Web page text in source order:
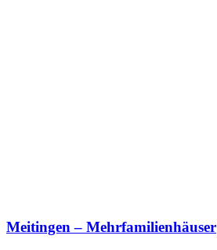
Meitingen – Mehrfamilienhäuser